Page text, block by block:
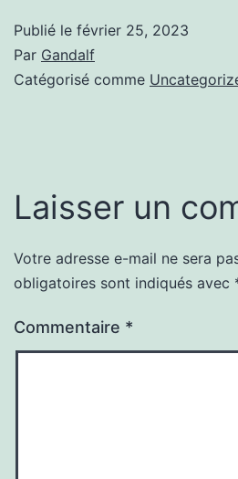
Publié le février 25, 2023
Par Gandalf
Catégorisé comme
Laisser un
Votre adresse e-mail ne sera
obligatoires sont indiqués avec
Commentaire *